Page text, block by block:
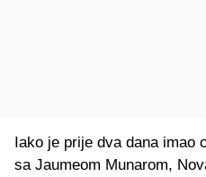
Iako je prije dva dana imao
sa Jaumeom Munarom,